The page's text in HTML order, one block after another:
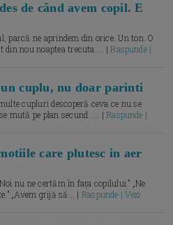
de când avem copil. E
parcă ne aprindem din orice. Un ton. O
din nou noaptea trecuta.... |Raspunde |
cuplu, nu doar parinti
cupluri descoperă ceva ce nu se
mută pe plan secund. ... |Raspunde |
care plutesc in aer
nu ne certăm în fața copilului.” „Ne
„Avem grijă să... | Raspunde | Vezi